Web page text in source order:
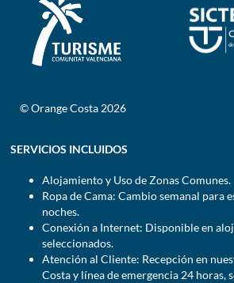
© Orange Costa 2026
SERVICIOS INCLUIDOS
Alojamiento y Uso de Zonas Comunes.
Ropa de Cama: Cambio semanal para
noches.
Conexión a Internet: Disponible en
seleccionados.
Atención al Cliente: Recepción en
Costa y línea de emergencia 24 horas,